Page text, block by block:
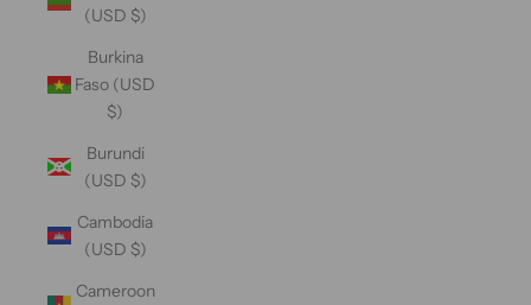
(USD $)
Burkina
Faso (USD
$)
Burundi
(USD $)
Cambodia
(USD $)
Cameroon